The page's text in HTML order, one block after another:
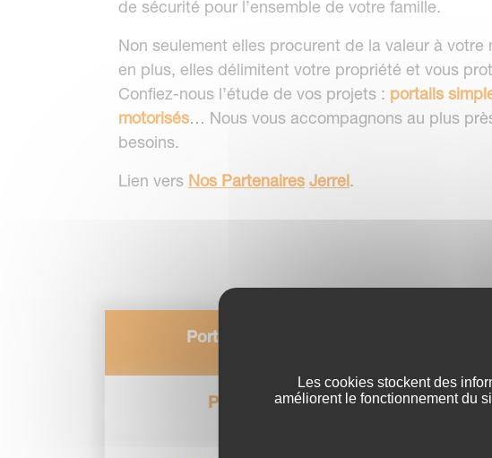
de sécurité pour l’ensemble de votre famille.
Non seulement elles procurent de la valeur à votre
en plus, elles délimitent votre propriété et vous
Confiez-nous l’étude de vos projets : portails
motorisés… Nous vous accompagnons au plus
besoins.
Lien vers Nos Partenaires Jerrel.
Portails aluminium
Portails PVC
Les cookies stockent des
améliorent le fonctionnement du